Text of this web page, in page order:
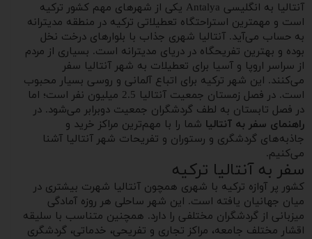
آنتالیا به انگلیسی Antalya یکی از شهرهای مهم کشور ترکیه
است و مهمترین استراحتگاه تعطیلاتی ترکیه در منطقه مدیترانه
به حساب می‌آید. آنتالیا شهری جذاب با بلوارهای درخت نخل
بوده و بهترین تفریحگاه در دریای مدیترانه است. بسیاری از مردم
از سراسر اروپا و آسیا برای تعطیلات به شهر آنتالیا سفر
می‌کنند. این شهر ترکیه برای اتباع آلمانی و روسی بسیار محبوب
است. در فصل زمستان جمعیت آنتالیا 2.5 میلیون نفر است؛ اما
در فصل تابستان به لطف گردشگران جمعیت دوبرابر می‌شود. در
راهنمای سفر به آنتالیا شما را با مهم‌ترین مراکز خرید و
جاذبه‌های گردشگری و رستوران و تفریحات شهر آنتالیا آشنا
می‌کنیم.
سفر به آنتالیا ترکیه
کشور پر آوازه ترکیه با شهری همچون آنتالیا شهرت بیشتری در
میان جهانیان یافته است. این شهر ساحلی هر روزه آمادگی
میزبانی از گردشگران مختلفی را دارد.‌ همچنین متناسب با سلیقه
اقشار مختلف جامعه، مراکز تجاری و تفریحی، خدماتی، گردشگری